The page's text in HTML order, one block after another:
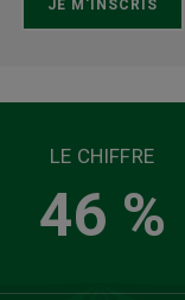
LE CHIFFRE
46 %